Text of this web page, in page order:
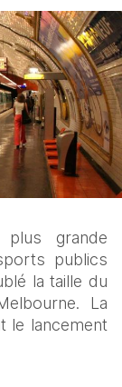
grande
publics
la taille du
La
le lancement